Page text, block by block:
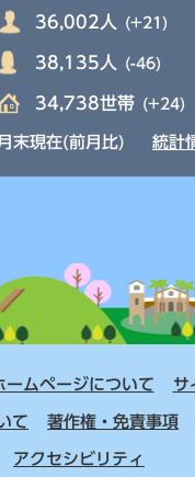
36,002人 (+21)
38,135人 (-46)
34,738世帯 (+24)
末現在(前月比) 統計
ームページについて サ
て 著作権・免責事項
アクセシビリティ